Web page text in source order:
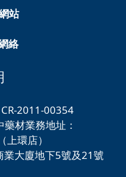
站
絡
2011-00354
材業務地址：
上環店）
大廈地下5號及21號